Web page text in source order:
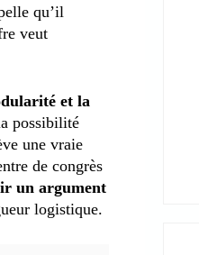
qu’il
veut
et la
possibilité
une vraie
de congrès
un argument
logistique.